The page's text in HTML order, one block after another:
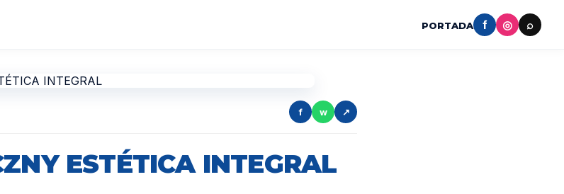
PORTADA f ◎ ⌕
f w ↗
ESTÉTICA INTEGRAL